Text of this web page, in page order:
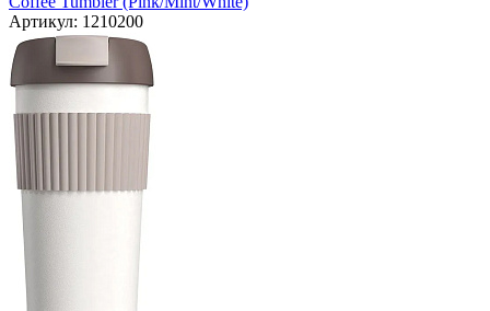
Артикул: 1210200